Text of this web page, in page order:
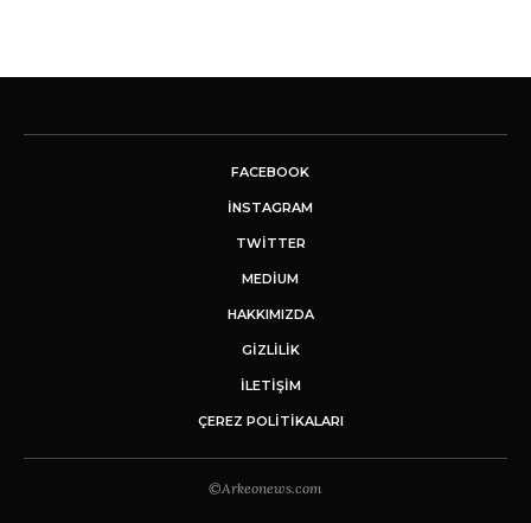
FACEBOOK
INSTAGRAM
TWITTER
MEDIUM
HAKKIMIZDA
GİZLİLİK
İLETIŞIM
ÇEREZ POLITIKALARI
©Arkeonews.com